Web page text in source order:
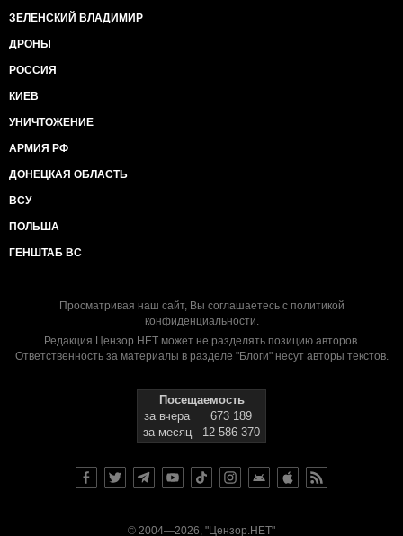
ЗЕЛЕНСКИЙ ВЛАДИМИР
ДРОНЫ
РОССИЯ
КИЕВ
УНИЧТОЖЕНИЕ
АРМИЯ РФ
ДОНЕЦКАЯ ОБЛАСТЬ
ВСУ
ПОЛЬША
ГЕНШТАБ ВС
Просматривая наш сайт, Вы соглашаетесь с политикой
конфиденциальности.
Редакция Цензор.НЕТ может не разделять позицию авторов.
Ответственность за материалы в разделе "Блоги" несут авторы текстов.
Посещаемость
за вчера
673 189
за месяц
12 586 370
© 2004—2026, "Цензор.НЕТ"